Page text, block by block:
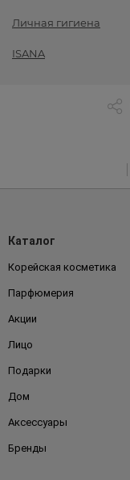
Личная гигиена
ISANA
Каталог
Корейская косметика
Парфюмерия
Акции
Лицо
Подарки
Дом
Аксессуары
Бренды